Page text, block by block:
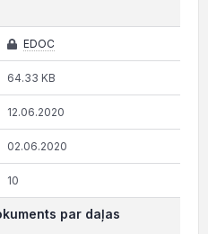
EDOC
64.33 KB
12.06.2020
02.06.2020
10
par daļas